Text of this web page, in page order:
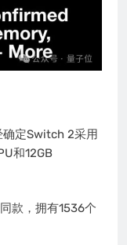
定Switch 2采用
和12GB
款，拥有1536个